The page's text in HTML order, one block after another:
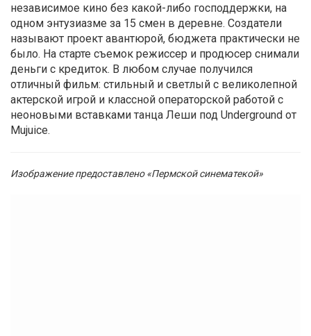
независимое кино без какой-либо господдержки, на
одном энтузиазме за 15 смен в деревне. Создатели
называют проект авантюрой, бюджета практически не
было. На старте съемок режиссер и продюсер снимали
деньги с кредиток. В любом случае получился
отличный фильм: стильный и светлый с великолепной
актерской игрой и классной операторской работой с
неоновыми вставками танца Леши под Underground от
Mujuice.
Изображение предоставлено «Пермской синематекой»